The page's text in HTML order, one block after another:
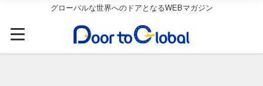
グローバルな世界へのドアとなるWEBマガジン